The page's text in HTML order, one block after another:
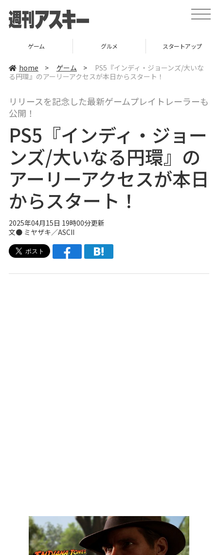
t
o
e
v
t
ゲーム グルメ スタートアップ
home > ゲーム >
PS5『インディ・ジョーンズ/大いな
る円環』のアーリーアクセスが本日からスタート！
リリースを記念した最新ゲームプレイトレーラーも
公開！
PS5『インディ・ジョー
ンズ/大いなる円環』の
アーリーアクセスが本日
からスタート！
2025年04月15日 19時00分更新
文● ミヤザキ／ASCII